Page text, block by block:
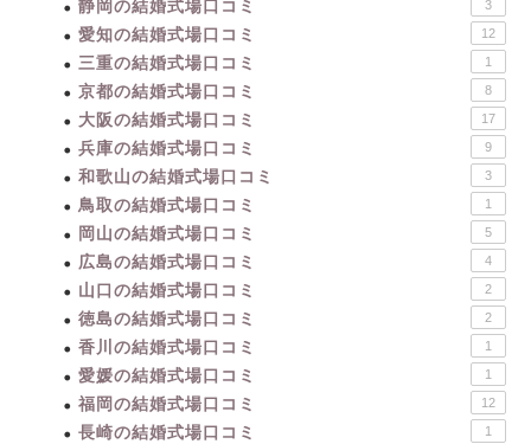
静岡の結婚式場口コミ 3
愛知の結婚式場口コミ 12
三重の結婚式場口コミ 1
京都の結婚式場口コミ 8
大阪の結婚式場口コミ 17
兵庫の結婚式場口コミ 9
和歌山の結婚式場口コミ 3
鳥取の結婚式場口コミ 1
岡山の結婚式場口コミ 5
広島の結婚式場口コミ 4
山口の結婚式場口コミ 2
徳島の結婚式場口コミ 2
香川の結婚式場口コミ 1
愛媛の結婚式場口コミ 1
福岡の結婚式場口コミ 12
長崎の結婚式場口コミ 1